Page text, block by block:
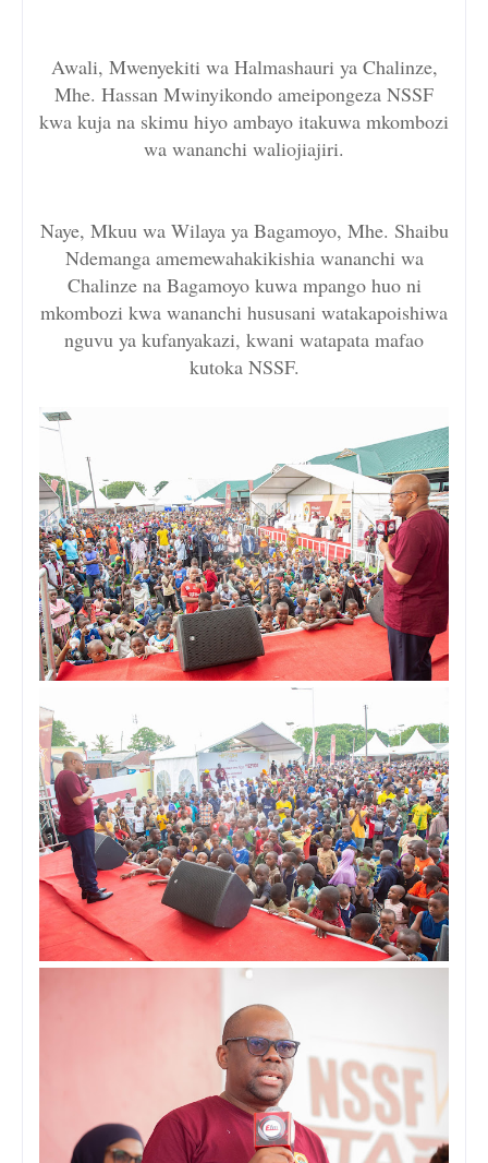
Awali, Mwenyekiti wa Halmashauri ya Chalinze,
Mhe. Hassan Mwinyikondo ameipongeza NSSF
kwa kuja na skimu hiyo ambayo itakuwa mkombozi
wa wananchi waliojiajiri.
Naye, Mkuu wa Wilaya ya Bagamoyo, Mhe. Shaibu
Ndemanga amemewahakikishia wananchi wa
Chalinze na Bagamoyo kuwa mpango huo ni
mkombozi kwa wananchi hususani watakapoishiwa
nguvu ya kufanyakazi, kwani watapata mafao
kutoka NSSF.